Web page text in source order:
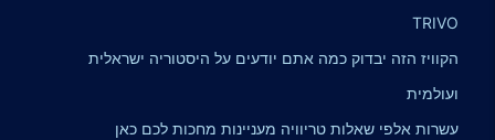
TRIVO
הקוויז הזה יבדוק כמה אתם יודעים על היסטוריה ישראלית
ועולמית
עשרות אלפי שאלות טריוויה מעניינות מחכות לכם כאן